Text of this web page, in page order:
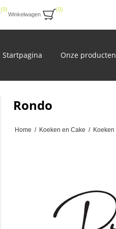
(0)
Winkelwagen
(0)
Startpagina Onze producten
Rondo
Home / Koeken en Cake / Koeken